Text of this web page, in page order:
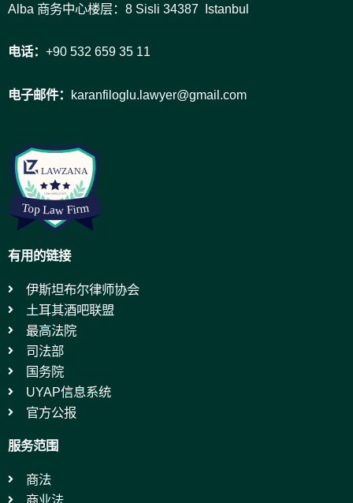
Alba 商务中心楼层：8 Sisli 34387 Istanbul
电话： +90 532 659 35 11
电子邮件： karanfiloglu.lawyer@gmail.com
有用的链接
伊斯坦布尔律师协会
土耳其酒吧联盟
最高法院
司法部
国务院
UYAP信息系统
官方公报
服务范围
商法
商业法